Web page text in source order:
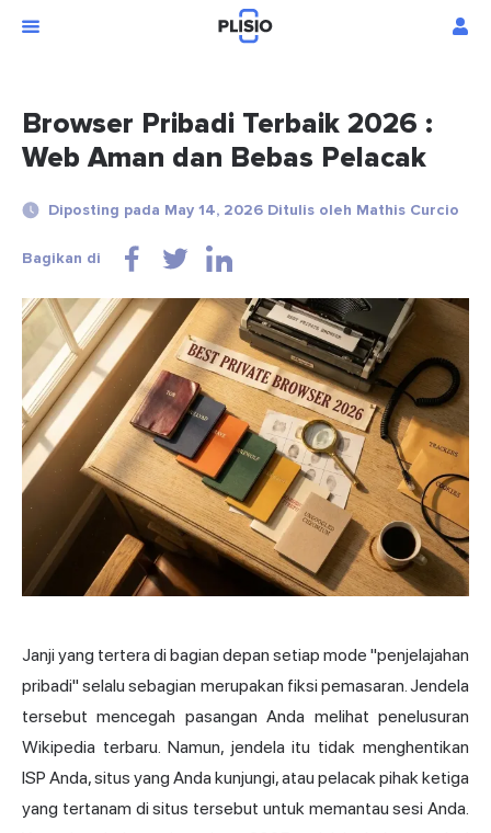
Browser Pribadi Terbaik 2026 :
Web Aman dan Bebas Pelacak
Diposting pada May 14, 2026 Ditulis oleh Mathis Curcio
Bagikan di
Janji yang tertera di bagian depan setiap mode "penjelajahan
pribadi" selalu sebagian merupakan fiksi pemasaran. Jendela
tersebut mencegah pasangan Anda melihat penelusuran
Wikipedia terbaru. Namun, jendela itu tidak menghentikan
ISP Anda, situs yang Anda kunjungi, atau pelacak pihak ketiga
yang tertanam di situs tersebut untuk memantau sesi Anda.